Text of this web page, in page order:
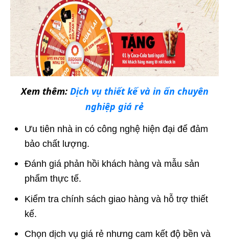
Xem thêm: Dịch vụ thiết kế và in ấn chuyên
nghiệp giá rẻ
Ưu tiên nhà in có công nghệ hiện đại để đảm
bảo chất lượng.
Đánh giá phản hồi khách hàng và mẫu sản
phẩm thực tế.
Kiểm tra chính sách giao hàng và hỗ trợ thiết
kế.
Chọn dịch vụ giá rẻ nhưng cam kết độ bền và